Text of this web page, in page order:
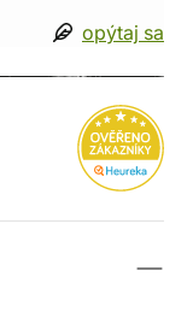
opýtaj sa